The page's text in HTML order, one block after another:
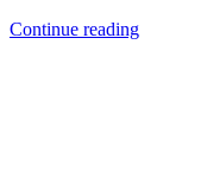
Continue reading